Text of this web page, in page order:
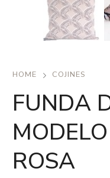
HOME COJINES
FUNDA
ROSA